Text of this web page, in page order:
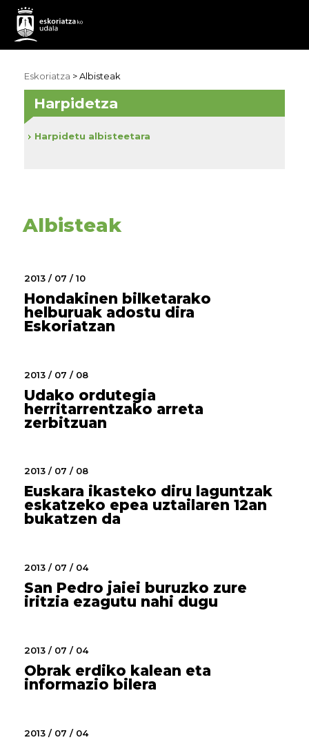
Eskoriatza >Albisteak
Albisteak
2013 / 07 / 10
Hondakinen bilketarako
helburuak adostu dira
Eskoriatzan
2013 / 07 / 08
Udako ordutegia
herritarrentzako arreta
zerbitzuan
2013 / 07 / 08
Euskara ikasteko diru laguntzak
eskatzeko epea uztailaren 12an
bukatzen da
2013 / 07 / 04
San Pedro jaiei buruzko zure
iritzia ezagutu nahi dugu
2013 / 07 / 04
Obrak erdiko kalean eta
informazio bilera
2013 / 07 / 04
Harpidetza
Harpidetu albisteetara